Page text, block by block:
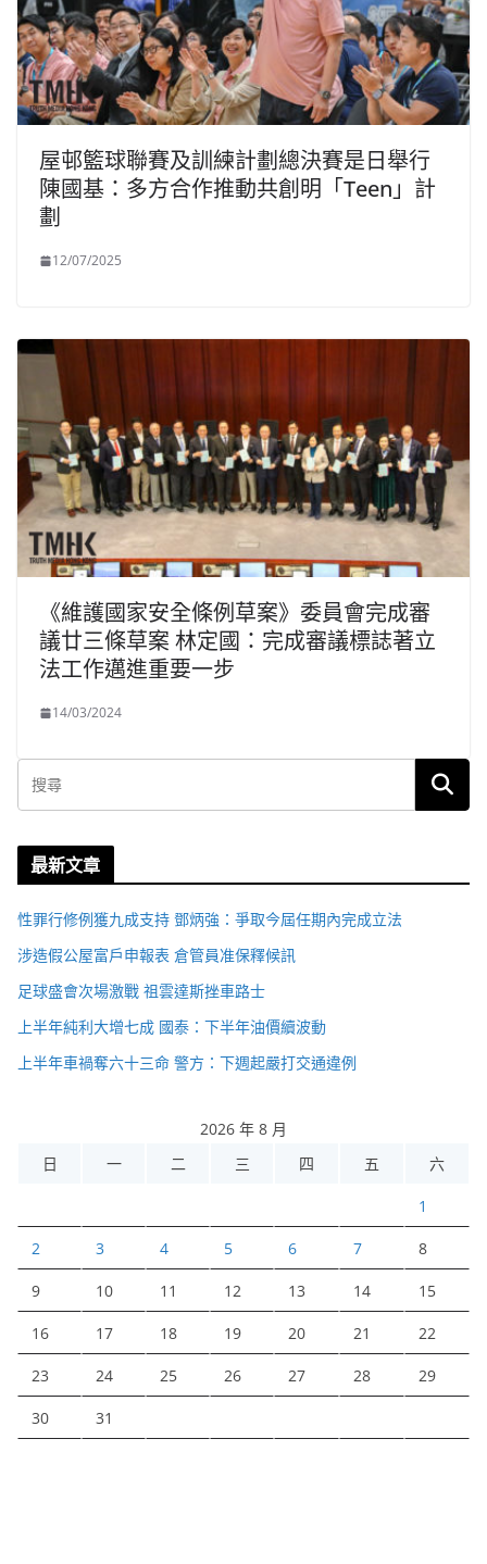
屋邨籃球聯賽及訓練計劃總決賽是日舉行
陳國基：多方合作推動共創明「Teen」計
劃
12/07/2025
《維護國家安全條例草案》委員會完成審
議廿三條草案 林定國：完成審議標誌著立
法工作邁進重要一步
14/03/2024
最新文章
性罪行修例獲九成支持 鄧炳強：爭取今屆任期內完成立法
涉造假公屋富戶申報表 倉管員准保釋候訊
足球盛會次場激戰 祖雲達斯挫車路士
上半年純利大增七成 國泰：下半年油價續波動
上半年車禍奪六十三命 警方：下週起嚴打交通違例
2026 年 8 月
日
一 二 三 四 五 六
1
2 3 4 5 6 7 8
9 10 11 12 13 14 15
16 17 18 19 20 21 22
23 24 25 26 27 28 29
30 31